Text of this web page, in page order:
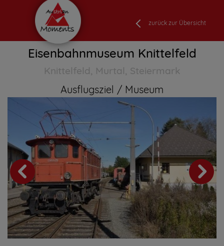
zurück zur Übersicht
Eisenbahnmuseum Knittelfeld
Knittelfeld, Murtal, Steiermark
Ausflugsziel Museum